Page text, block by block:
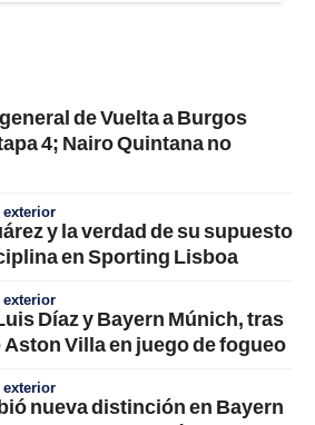
de Vuelta a Burgos
4; Nairo Quintana no
exterior
y la verdad de su supuesto
en Sporting Lisboa
exterior
Díaz y Bayern Múnich, tras
Villa en juego de fogueo
exterior
nueva distinción en Bayern